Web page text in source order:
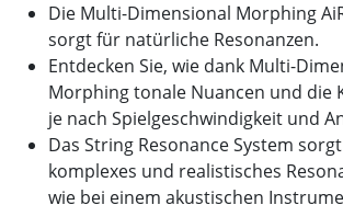
Die Multi-Dimensional Morphing
sorgt für natürliche Resonanzen.
Entdecken Sie, wie dank Multi-
Morphing tonale Nuancen und die
je nach Spielgeschwindigkeit und
Das String Resonance System
komplexes und realistisches
wie bei einem akustischen